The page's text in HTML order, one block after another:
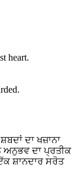
heart.
ਦਾ ਖਜ਼ਾਨਾ
ਅਨੁਭਵ ਦਾ ਪ੍ਰਤੀਕ
ਸ਼ਾਨਦਾਰ ਸਰੋਤ